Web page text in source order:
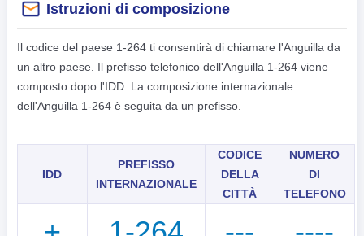
Istruzioni di composizione
Il codice del paese 1-264 ti consentirà di chiamare l'Anguilla da
un altro paese. Il prefisso telefonico dell'Anguilla 1-264 viene
composto dopo l'IDD. La composizione internazionale
dell'Anguilla 1-264 è seguita da un prefisso.
IDD
PREFISSO
INTERNAZIONALE
CODICE
DELLA
CITTÀ
NUMERO
DI
TELEFONO